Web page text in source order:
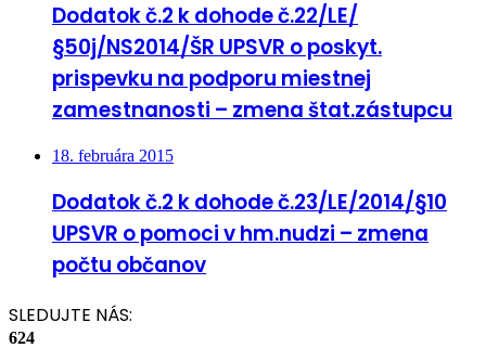
Dodatok č.2 k dohode č.22/LE/
§50j/NS2014/ŠR UPSVR o poskyt.
prispevku na podporu miestnej
zamestnanosti – zmena štat.zástupcu
18. februára 2015
Dodatok č.2 k dohode č.23/LE/2014/§10
UPSVR o pomoci v hm.nudzi – zmena
počtu občanov
SLEDUJTE NÁS:
624